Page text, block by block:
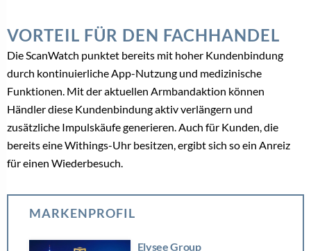
VORTEIL FÜR DEN FACHHANDEL
Die ScanWatch punktet bereits mit hoher Kundenbindung
durch kontinuierliche App-Nutzung und medizinische
Funktionen. Mit der aktuellen Armbandaktion können
Händler diese Kundenbindung aktiv verlängern und
zusätzliche Impulskäufe generieren. Auch für Kunden, die
bereits eine Withings-Uhr besitzen, ergibt sich so ein Anreiz
für einen Wiederbesuch.
MARKENPROFIL
Elysee Group